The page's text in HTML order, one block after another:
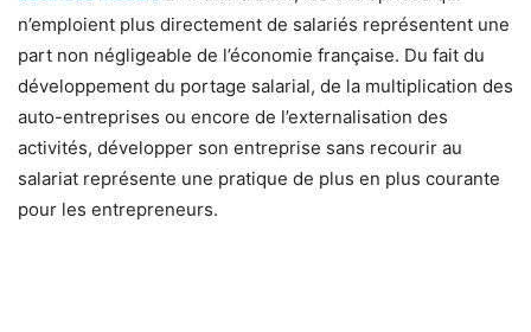
n’emploient plus directement de salariés représentent une
part non négligeable de l’économie française. Du fait du
développement du portage salarial, de la multiplication des
auto-entreprises ou encore de l’externalisation des
activités, développer son entreprise sans recourir au
salariat représente une pratique de plus en plus courante
pour les entrepreneurs.